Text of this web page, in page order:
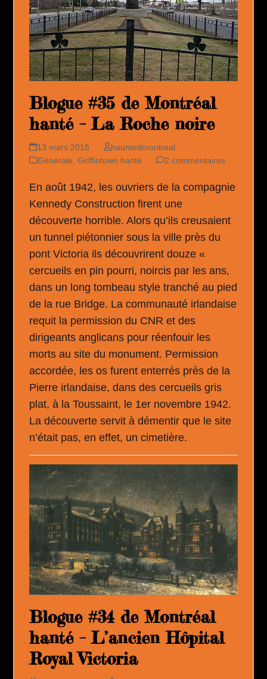
Blogue #35 de Montréal
hanté – La Roche noire
13 mars 2018
hauntedmontreal
Générale ,Griffintown hanté 2 commentaires
En août 1942, les ouvriers de la compagnie
Kennedy Construction firent une
découverte horrible. Alors qu’ils creusaient
un tunnel piétonnier sous la ville près du
pont Victoria ils découvrirent douze «
cercueils en pin pourri, noircis par les ans,
dans un long tombeau style tranché au pied
de la rue Bridge. La communauté irlandaise
requit la permission du CNR et des
dirigeants anglicans pour réenfouir les
morts au site du monument. Permission
accordée, les os furent enterrés près de la
Pierre irlandaise, dans des cercueils gris
plat, à la Toussaint, le 1er novembre 1942.
La découverte servit à démentir que le site
n’était pas, en effet, un cimetière.
Blogue #34 de Montréal
hanté – L’ancien Hôpital
Royal Victoria